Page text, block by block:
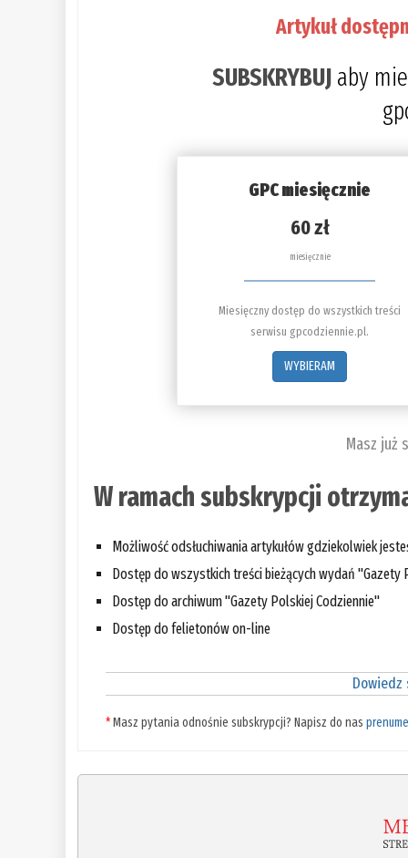
Artykuł
SUBSKRYBUJaby
GPC miesięcznie
60 zł
miesięcznie
Miesięczny dostęp do wszystkich treści
serwisu gpcodziennie.pl.
WYBIERAM
Masz już
W ramach subskrypcji
Możliwość odsłuchiwania artykułów gdziekolwiek
Dostęp do wszystkich treści bieżących wydań "Gazety
Dostęp do archiwum "Gazety Polskiej Codziennie"
Dostęp do felietonów on-line
Dowiedz
*Masz pytania odnośnie subskrypcji? Napisz do nas